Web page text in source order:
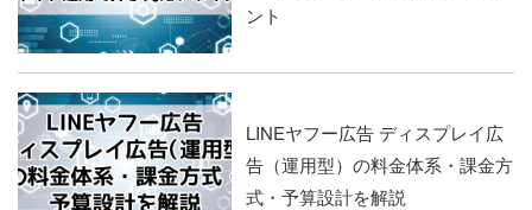
ント
LINEヤフー広告 ディスプレイ広
告（運用型）の料金体系・課金方
式・予算設計を解説